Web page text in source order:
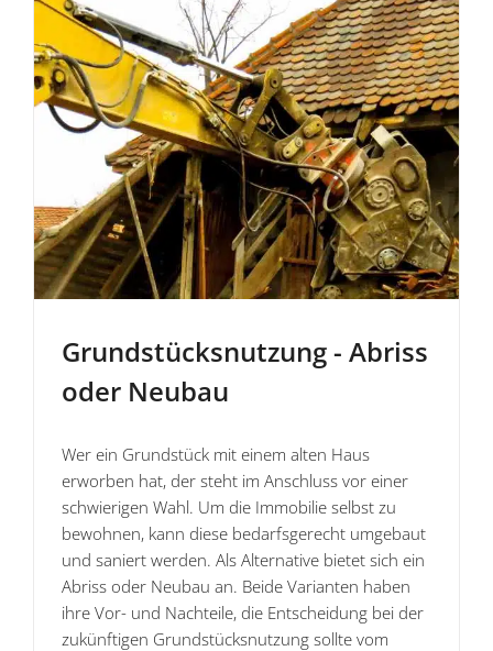
Grund­stücks­nutzung - Abriss
oder Neubau
Wer ein Grundstück mit einem alten Haus
erworben hat, der steht im Anschluss vor einer
schwierigen Wahl. Um die Immobilie selbst zu
bewohnen, kann diese bedarfsgerecht umgebaut
und saniert werden. Als Alternative bietet sich ein
Abriss oder Neubau an. Beide Varianten haben
ihre Vor- und Nachteile, die Entscheidung bei der
zukünftigen Grundstücksnutzung sollte vom